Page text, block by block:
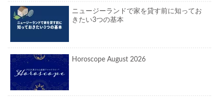
ニュージーランドで家を貸す前に知ってお
きたい3つの基本
Horoscope August 2026